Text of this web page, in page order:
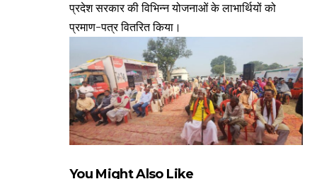
प्रदेश सरकार की विभिन्न योजनाओं के लाभार्थियों को
प्रमाण-पत्र वितरित किया।
You Might Also Like